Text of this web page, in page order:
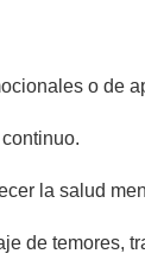
o de
la salud
de temores,